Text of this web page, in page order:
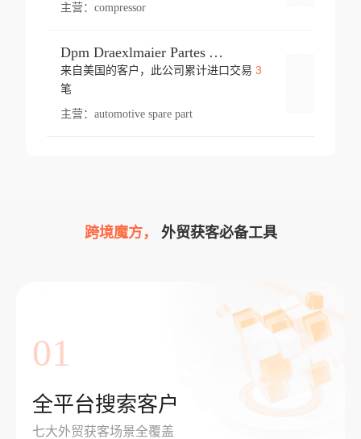
主营： compressor
Dpm Draexlmaier Partes Automotrices Corr Ind Huejotzingo
来自美国的客户，此公司累计进口交易 3
笔
主营： automotive spare part
跨境魔方， 外贸获客必备工具
01
全平台搜索客户
七大外贸获客场景全覆盖